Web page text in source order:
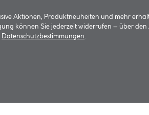
Aktionen, Produktneuheiten und mehr
können Sie jederzeit widerrufen – über den
Datenschutzbestimmungen